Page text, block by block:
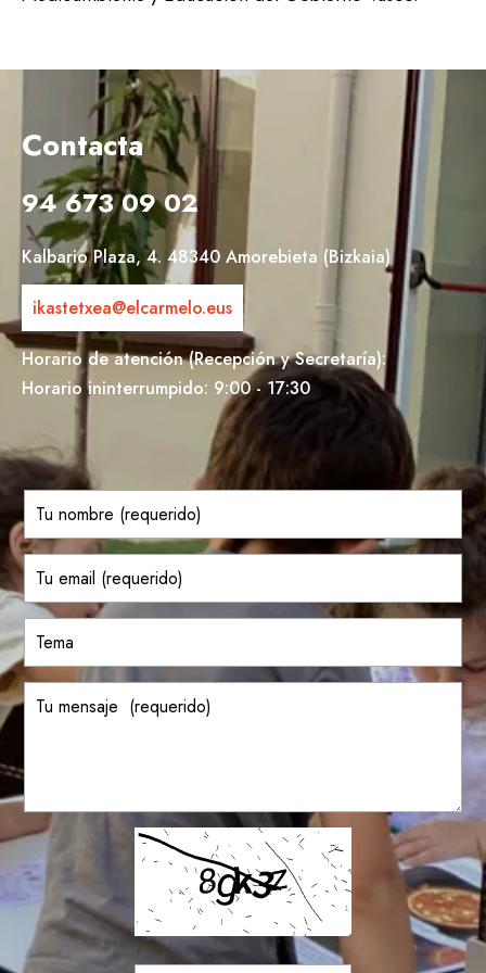
Contacta
94 673 09 02
Kalbario Plaza, 4. 48340 Amorebieta (Bizkaia)
ikastetxea@elcarmelo.eus
Horario de atención (Recepción y Secretaría):
Horario ininterrumpido: 9:00 - 17:30